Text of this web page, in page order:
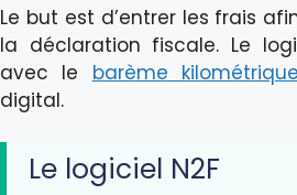
Le but est d’entrer les frais
la déclaration fiscale. Le
avec le barème
digital.
Le logiciel N2F